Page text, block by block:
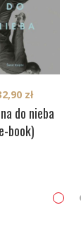
do nieba
book)
zł